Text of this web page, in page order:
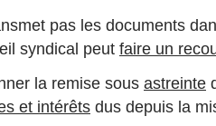
pas les documents
syndical peut faire un
la remise sous astreinte
et intérêts dus depuis la